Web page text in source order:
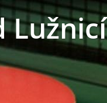
Lužnicí